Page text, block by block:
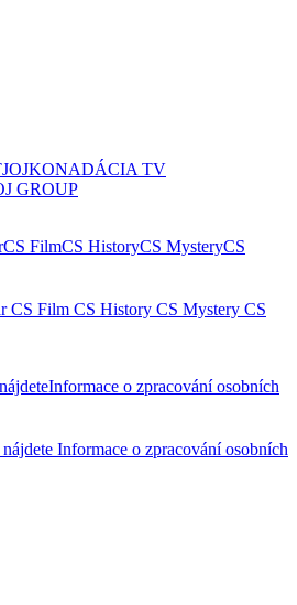
JOJKONADÁCIA TV
GROUP
CS FilmCS HistoryCS MysteryCS
CS Film CS History CS Mystery CS
Informace o zpracování osobních
Informace o zpracování osobních